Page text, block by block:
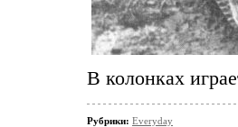
В колонках
Рубрики: Everyday